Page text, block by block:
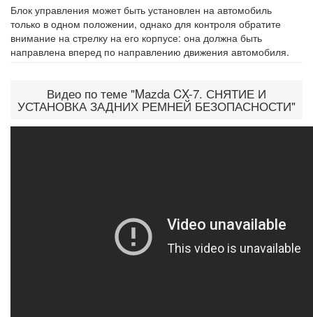
Блок управления может быть установлен на ав­томобиль
только в одном положении, однако для контроля обратите
внимание на стрелку на его корпусе: она должна быть
направлена впе­ред по направлению движения автомобиля.
Видео по теме "Mazda CX-7. СНЯТИЕ И
УСТАНОВКА ЗАДНИХ РЕМНЕЙ БЕЗОПАСНОСТИ"